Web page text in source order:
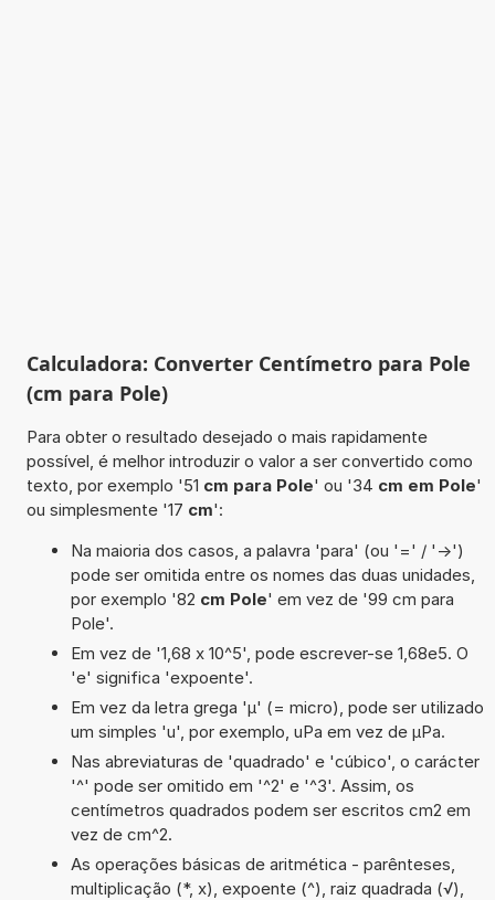
Calculadora: Converter Centímetro para Pole
(cm para Pole)
Para obter o resultado desejado o mais rapidamente
possível, é melhor introduzir o valor a ser convertido como
texto, por exemplo '51 cm para Pole' ou '34 cm em Pole'
ou simplesmente '17 cm':
Na maioria dos casos, a palavra 'para' (ou '=' / '->')
pode ser omitida entre os nomes das duas unidades,
por exemplo '82 cm Pole' em vez de '99 cm para
Pole'.
Em vez de '1,68 x 10^5', pode escrever-se 1,68e5. O
'e' significa 'expoente'.
Em vez da letra grega 'µ' (= micro), pode ser utilizado
um simples 'u', por exemplo, uPa em vez de µPa.
Nas abreviaturas de 'quadrado' e 'cúbico', o carácter
'^' pode ser omitido em '^2' e '^3'. Assim, os
centímetros quadrados podem ser escritos cm2 em
vez de cm^2.
As operações básicas de aritmética - parênteses,
multiplicação (*, x), expoente (^), raiz quadrada (√),